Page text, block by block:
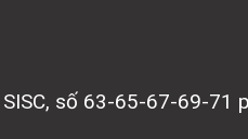
số 63-65-67-69-71